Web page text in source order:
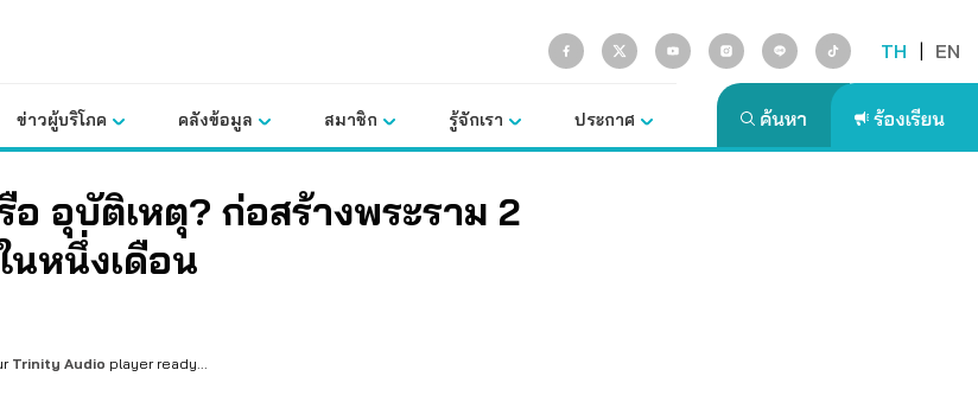
TH | EN
ข่าวผู้บริโภค คลังข้อมูล สมาชิก รู้จักเรา ประกาศ
อ อุบัติเหตุ? ก่อสร้างพระราม 2
นหนึ่งเดือน
Trinity Audio player ready...